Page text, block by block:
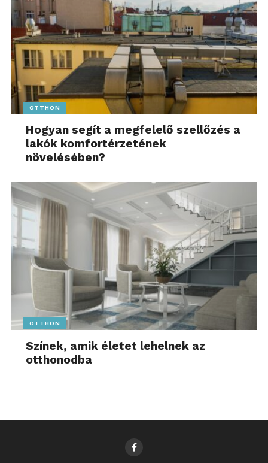
OTTHON
Hogyan segít a megfelelő szellőzés a
lakók komfortérzetének
növelésében?
OTTHON
Színek, amik életet lehelnek az
otthonodba